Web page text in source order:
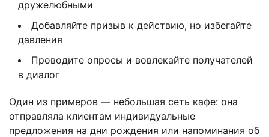
дружелюбными
Добавляйте призыв к действию, но избегайте
давления
Проводите опросы и вовлекайте получателей
в диалог
Один из примеров — небольшая сеть кафе: она
отправляла клиентам индивидуальные
предложения на дни рождения или напоминания об